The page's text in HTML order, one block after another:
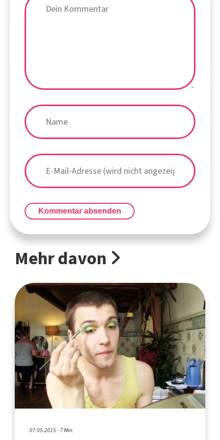
Kommentar absenden
Mehr davon
07.05.2015 - 7 Min.